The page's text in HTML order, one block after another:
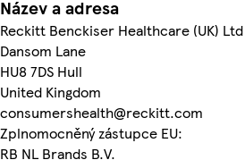
Název a adresa
Reckitt Benckiser Healthcare (UK) Ltd
Dansom Lane
HU8 7DS Hull
United Kingdom
consumershealth@reckitt.com
Zplnomocněný zástupce EU:
RB NL Brands B.V.